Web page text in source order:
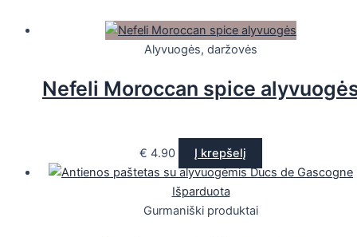
Alyvuogės, daržovės
Nefeli Moroccan spice
€ 4.90 Į krepšelį
Išparduota
Gurmaniški produktai